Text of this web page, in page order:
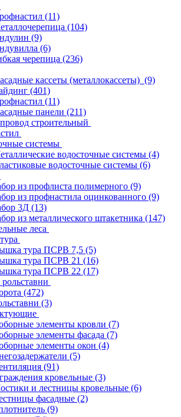
(11)
(104)
(9)
(6)
черепица (236)
кассеты (металлокассеты) (9)
(401)
(11)
панели (211)
строительный
системы
водосточные системы (4)
водосточные системы (6)
из профлиста полимерного (9)
из профнастила оцинкованного (9)
3Д (13)
из металлического штакетника (147)
леса
тура ПСРВ 7,5 (5)
тура ПСРВ 21 (16)
тура ПСРВ 22 (17)
(472)
(3)
элементы кровли (7)
элементы фасада (7)
элементы окон (4)
(5)
(91)
кровельные (3)
и лестницы кровельные (6)
фасадные (2)
(9)